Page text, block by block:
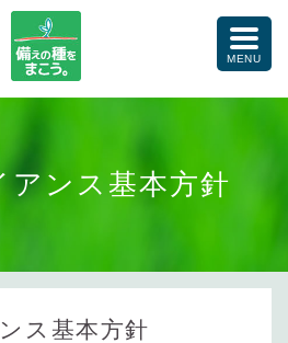
備えの種をまこう。
toggle
MENU
アンス基本方針
ス基本方針